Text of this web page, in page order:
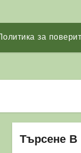
Политика за
Търсене В